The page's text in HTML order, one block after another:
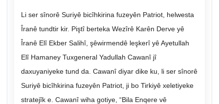
Li ser sînorê Suriyê bicîhkirina fuzeyên Patriot, helwesta
Îranê tundtir kir. Piştî berteka Wezîrê Karên Derve yê
Îranê Elî Ekber Salihî, şêwirmendê leşkerî yê Ayetullah
Elî Hamaney Tuxgeneral Yadullah Cawanî jî
daxuyaniyeke tund da. Cawanî diyar dike ku, li ser sînorê
Suriyê bicîhkirina fuzeyên Patriot, ji bo Tirkiyê xeletiyeke
stratejîk e. Cawanî wiha gotiye, “Bila Enqere vê